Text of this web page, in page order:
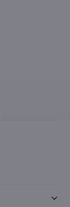
keyboard_arrow_down